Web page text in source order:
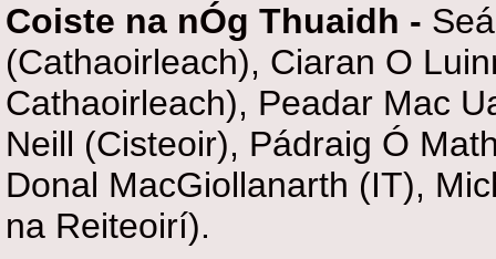
Coiste na nÓg Thuaidh -
(Cathaoirleach), Ciaran O
Cathaoirleach), Peadar Mac
Neill (Cisteoir), Pádraig Ó
Donal MacGiollanarth (IT),
na Reiteoirí).